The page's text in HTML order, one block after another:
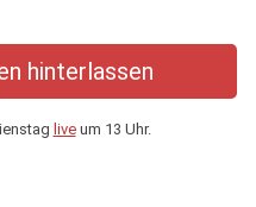
hinterlassen
liveum 13 Uhr.